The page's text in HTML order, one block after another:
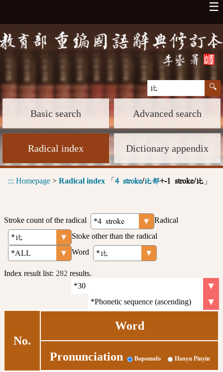
☰
Basic search Advanced search
Radical index Dictionary appendix
::: Homepage > Radical index 「 4 stroke/比部+-1 stroke/比 」
Stroke count of the radical
Radical
Stoke other than the radical
Word
Index result list: 282 results.
No.
Word
Pronunciation Bopomofo Hanyu Pinyin